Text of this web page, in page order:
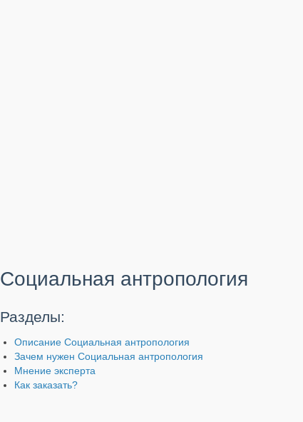
Социальная антропология
Разделы:
Описание Социальная антропология
Зачем нужен Социальная антропология
Мнение эксперта
Как заказать?